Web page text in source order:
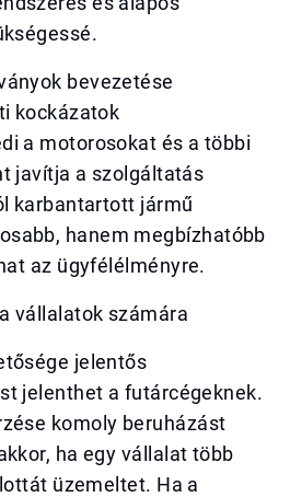
bevezetése
kockázatok
a motorosokat és a többi
javítja a szolgáltatás
karbantartott jármű
hanem megbízhatóbb
az ügyfélélményre.
vállalatok számára
jelentős
jelenthet a futárcégeknek.
komoly beruházást
ha egy vállalat több
üzemeltet. Ha a